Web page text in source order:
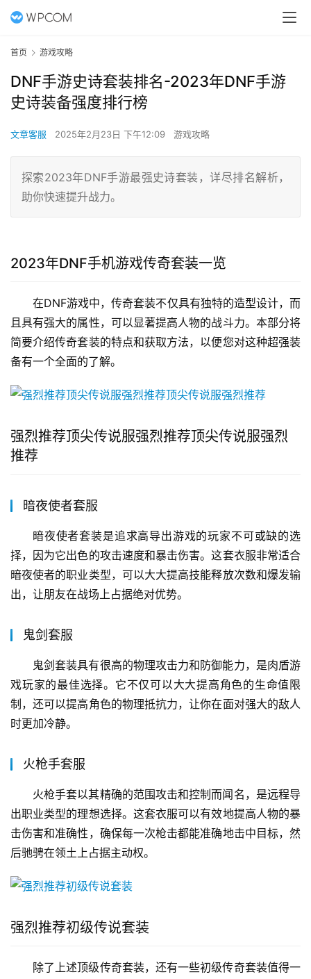
首页 游戏攻略
DNF手游史诗套装排名-2023年DNF手游
史诗装备强度排行榜
文章客服 2025年2月23日 下午12:09 游戏攻略
探索2023年DNF手游最强史诗套装，详尽排名解析，
助你快速提升战力。
2023年DNF手机游戏传奇套装一览
在DNF游戏中，传奇套装不仅具有独特的造型设计，而
且具有强大的属性，可以显著提高人物的战斗力。本部分将
简要介绍传奇套装的特点和获取方法，以便您对这种超强装
备有一个全面的了解。
强烈推荐顶尖传说服强烈推荐顶尖传说服强烈
推荐
暗夜使者套服
暗夜使者套装是追求高导出游戏的玩家不可或缺的选
择，因为它出色的攻击速度和暴击伤害。这套衣服非常适合
暗夜使者的职业类型，可以大大提高技能释放次数和爆发输
出，让朋友在战场上占据绝对优势。
鬼剑套服
鬼剑套装具有很高的物理攻击力和防御能力，是肉盾游
戏玩家的最佳选择。它不仅可以大大提高角色的生命值限
制，还可以提高角色的物理抵抗力，让你在面对强大的敌人
时更加冷静。
火枪手套服
火枪手套以其精确的范围攻击和控制而闻名，是远程导
出职业类型的理想选择。这套衣服可以有效地提高人物的暴
击伤害和准确性，确保每一次枪击都能准确地击中目标，然
后驰骋在领土上占据主动权。
强烈推荐初级传说套装
除了上述顶级传奇套装，还有一些初级传奇套装值得一